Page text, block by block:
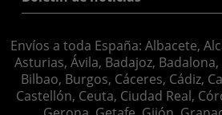
Envíos a toda España: Albacete,
Asturias, Ávila, Badajoz,
Bilbao, Burgos, Cáceres, Cádiz,
Castellón, Ceuta, Ciudad Real,